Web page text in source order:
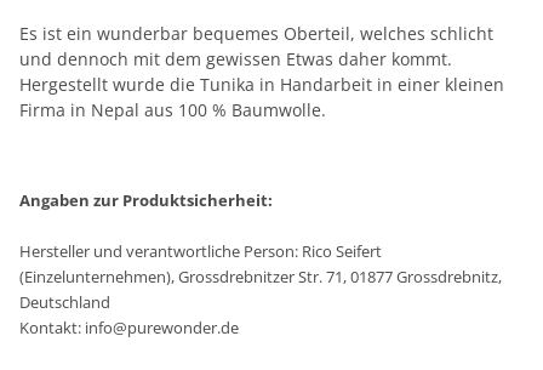
Es ist ein wunderbar bequemes Oberteil, welches schlicht
und dennoch mit dem gewissen Etwas daher kommt.
Hergestellt wurde die Tunika in Handarbeit in einer kleinen
Firma in Nepal aus 100 % Baumwolle.
Angaben zur Produktsicherheit:
Hersteller und verantwortliche Person: Rico Seifert
(Einzelunternehmen), Grossdrebnitzer Str. 71, 01877 Grossdrebnitz,
Deutschland
Kontakt: info@purewonder.de